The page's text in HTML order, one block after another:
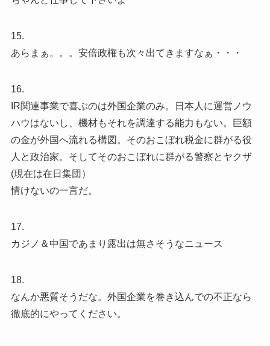
15.
あらまぁ。。。安倍政権も次々出てきますなぁ・・・
16.
IR関連事業で喜ぶのは外国企業のみ。日本人に運営ノウ
ハウはないし、機材もそれを調達する能力もない。巨額
の金が外国へ流れる構図。そのおこぼれ税金に群がる役
人と政治家。そしてそのおこぼれに群がる警察とヤクザ
(現在は在日集団）
情けないの一言だ。
17.
カジノ＆中国であまり露出は無さそうなニュース
18.
なんか悪質そうだな。外国企業を巻き込んでの不正なら
徹底的にやってください。